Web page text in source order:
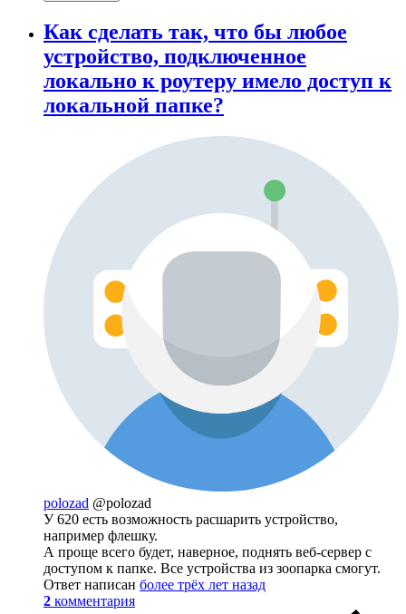
Как сделать так, что бы любое
устройство, подключенное
локально к роутеру имело доступ к
локальной папке?
polozad @polozad
У 620 есть возможность расшарить устройство,
например флешку.
А проще всего будет, наверное, поднять веб-сервер с
доступом к папке. Все устройства из зоопарка смогут.
Ответ написан более трёх лет назад
2 комментария